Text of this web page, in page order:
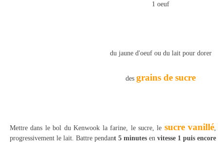
1 oeuf
du jaune d'oeuf ou du lait pour dorer
des grains de sucre
Mettre dans le bol du Kenwook la farine, le sucre, le sucre vanillé,
progressivement le lait. Battre pendant 5 minutes en vitesse 1 puis